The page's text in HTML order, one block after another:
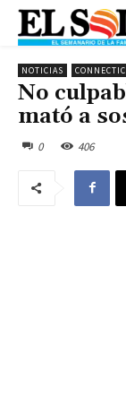
NOTICIAS
No
mató a
0 406